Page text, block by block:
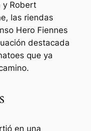
y Robert
las riendas
Hero Fiennes
destacada
que ya
en una